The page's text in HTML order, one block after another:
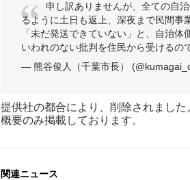
申し訳ありませんが、全ての自
るように土日も返上、深夜まで民間事
「未だ発送できていない」と、自治
いわれのない批判を住民から受けるの
— 熊谷俊人（千葉市長）
提供社の都合により、削除されました
概要のみ掲載しております。
関連ニュース